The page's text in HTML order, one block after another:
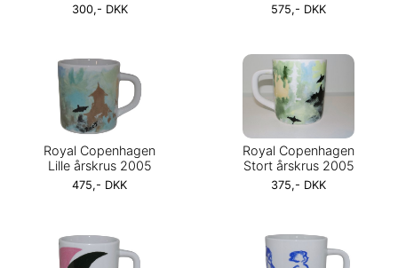
300,- DKK 575,- DKK
Royal Copenhagen
Lille årskrus 2005
475,- DKK
Royal Copenhagen
Stort årskrus 2005
375,- DKK